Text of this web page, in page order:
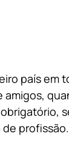
país em
amigos,
profissão.